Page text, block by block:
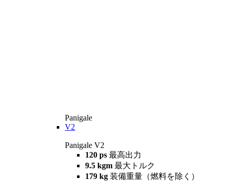
Panigale
V2
Panigale V2
120 ps 最高出力
9.5 kgm 最大トルク
179 kg 装備重量（燃料を除く）